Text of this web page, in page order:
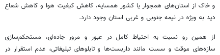
و خاک از استان‌های همجوار یا کشور همسایه، کاهش کیفیت هوا و کاهش شعاع
دید به ویژه در نیمه جنوبی و غربی استان وجود دارد.
از همین رو نسبت به احتیاط کامل در عبور و مرور جاده‌ای، مستحکم‌سازی
سازه‌های موقت و سست مانند داربست‌ها و تابلوهای تبلیغاتی، عدم استقرار در